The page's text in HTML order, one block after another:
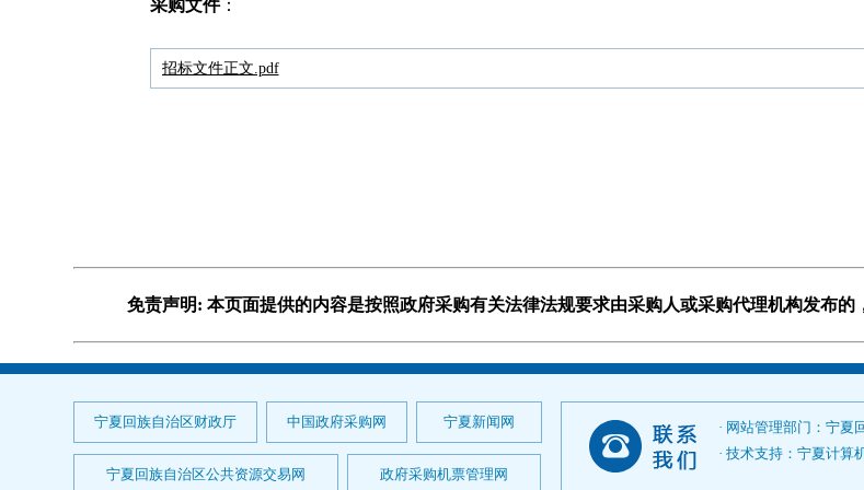
采购文件：
招标文件正文.pdf
免责声明: 本页面提供的内容是按照政府采购有关法律法规要求由采购人或采购代理机构发布
宁夏回族自治区财政厅 中国政府采购网 宁夏新闻网
宁夏回族自治区公共资源交易网 政府采购机票管理网
· 网站管理部门：宁夏
· 技术支持：宁夏计算